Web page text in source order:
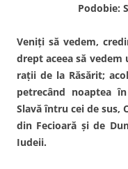
Podobie:
Veniţi să vedem,
drept aceea să
raţii de la Răsărit;
petrecând noaptea
Slavă întru cei de sus,
din Fecioară şi de
Iudeii.